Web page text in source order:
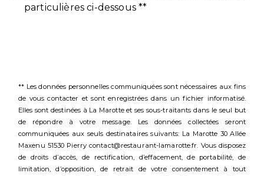
particulières ci-dessous **
** Les données personnelles communiquées sont nécessaires aux fins
de vous contacter et sont enregistrées dans un fichier informatisé.
Elles sont destinées à La Marotte et ses sous-traitants dans le seul but
de répondre à votre message. Les données collectées seront
communiquées aux seuls destinataires suivants: La Marotte 30 Allée
Maxenu 51530 Pierry contact@restaurant-lamarotte.fr. Vous disposez
de droits d’accès, de rectification, d’effacement, de portabilité, de
limitation, d’opposition, de retrait de votre consentement à tout